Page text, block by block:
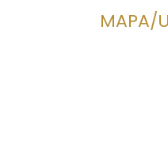
MAPA/